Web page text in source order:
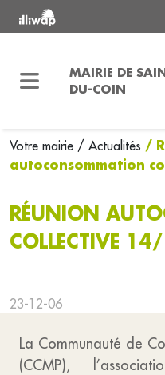
MAIRIE DE
DU-COIN
Votre mairie / Actualités /
autoconsommation
RÉUNION
COLLECTIVE
23-12-06
La Communauté de
(CCMP),